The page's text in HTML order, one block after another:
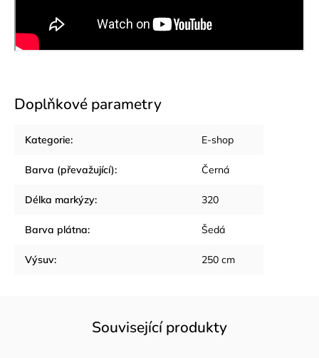
Doplňkové parametry
Kategorie: E-shop
Barva (převažující): Černá
Délka markýzy: 320
Barva plátna: Šedá
Výsuv: 250 cm
Související produkty